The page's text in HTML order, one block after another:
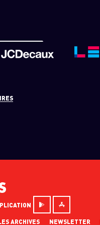
ARCHIVES NEWSLETTER